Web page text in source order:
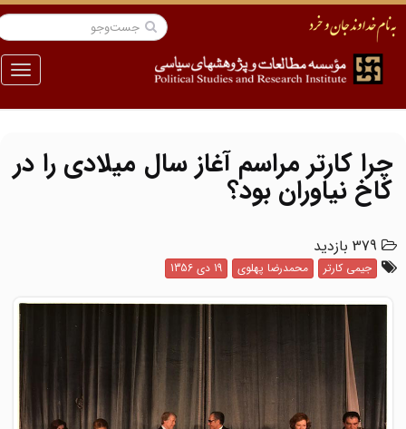
منو
چرا کارتر مراسم آغاز سال میلادی را در
کاخ نیاوران بود؟
379 بازدید
جیمی کارتر محمدرضا پهلوی